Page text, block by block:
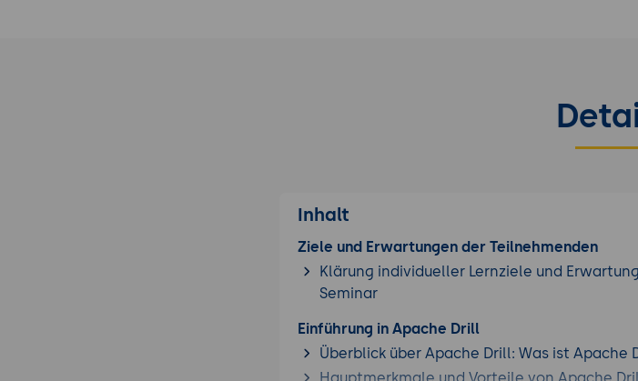
Inhalt
Ziele und Erwartungen der Teilnehmenden
Klärung individueller Lernziele und
Seminar
Einführung in Apache Drill
Überblick über Apache Drill: Was ist
Hauptmerkmale und Vorteile von Apache